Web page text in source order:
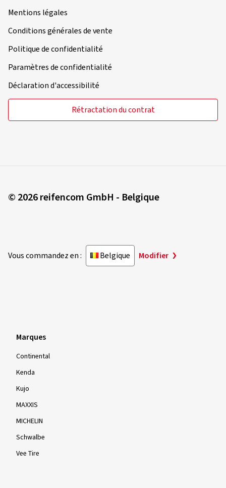
Mentions légales
Conditions générales de vente
Politique de confidentialité
Paramètres de confidentialité
Déclaration d'accessibilité
Rétractation du contrat
© 2026 reifencom GmbH - Belgique
Vous commandez en : Belgique Modifier
Marques
Continental
Kenda
Kujo
MAXXIS
MICHELIN
Schwalbe
Vee Tire